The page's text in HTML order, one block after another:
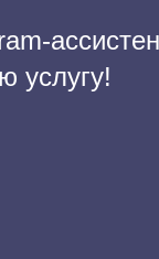
услугу!